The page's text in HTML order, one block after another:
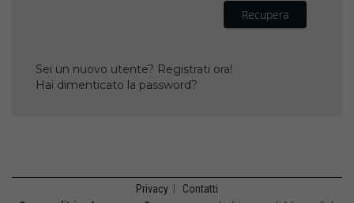
Recupera
Sei un nuovo utente? Registrati ora!
Hai dimenticato la password?
Privacy Contatti